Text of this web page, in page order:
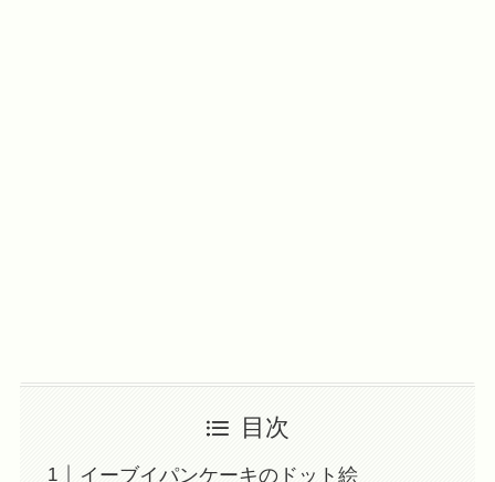
目次
イーブイパンケーキのドット絵